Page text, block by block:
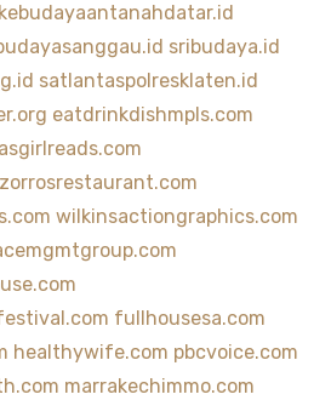
kebudayaantanahdatar.id
sribudaya.id
satlantaspolresklaten.id
eatdrinkdishmpls.com
zorrosrestaurant.com
wilkinsactiongraphics.com
fullhousesa.com
healthywife.com pbcvoice.com
marrakechimmo.com